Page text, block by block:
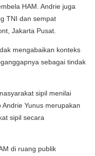
HAM. Andrie juga
TNI dan sempat
Jakarta Pusat.
mengabaikan konteks
sebagai tindak
sipil menilai
Yunus merupakan
sipil secara
di ruang publik